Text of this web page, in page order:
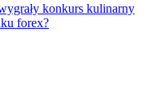
konkurs kulinarny
forex?